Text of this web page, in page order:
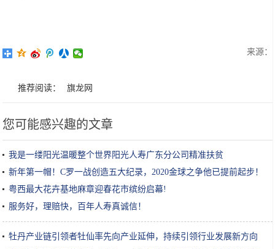
来源：
推荐阅读： 旗龙网
您可能感兴趣的文章
我是一缕阳光温暖整个世界阳光人寿广东分公司精准扶贫
新年第一帽！C罗一战创造五大纪录，2020金球之争他已提前起步！
粤西最大花卉基地麻章迎春花市缤纷启幕!
服务好，理赔快，百年人寿真诚信！
牡丹产业链引领者牡仙率先向产业延伸，持续引领行业发展新方向